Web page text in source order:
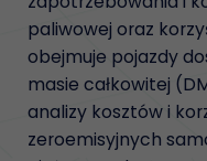
paliwowej oraz
obejmuje pojazdy
masie całkowitej
analizy kosztów i
zeroemisyjnych